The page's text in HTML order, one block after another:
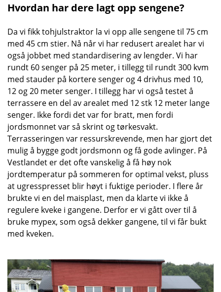
Hvordan har dere lagt opp sengene?
Da vi fikk tohjulstraktor la vi opp alle sengene til 75 cm
med 45 cm stier. Nå når vi har redusert arealet har vi
også jobbet med standardisering av lengder. Vi har
rundt 60 senger på 25 meter, i tillegg til rundt 300 kvm
med stauder på kortere senger og 4 drivhus med 10,
12 og 20 meter senger. I tillegg har vi også testet å
terrassere en del av arealet med 12 stk 12 meter lange
senger. Ikke fordi det var for bratt, men fordi
jordsmonnet var så skrint og tørkesvakt.
Terrasseringen var ressurskrevende, men har gjort det
mulig å bygge godt jordsmonn og få gode avlinger. På
Vestlandet er det ofte vanskelig å få høy nok
jordtemperatur på sommeren for optimal vekst, pluss
at ugresspresset blir høyt i fuktige perioder. I flere år
brukte vi en del maisplast, men da klarte vi ikke å
regulere kveke i gangene. Derfor er vi gått over til å
bruke mypex, som også dekker gangene, til vi får bukt
med kveken.